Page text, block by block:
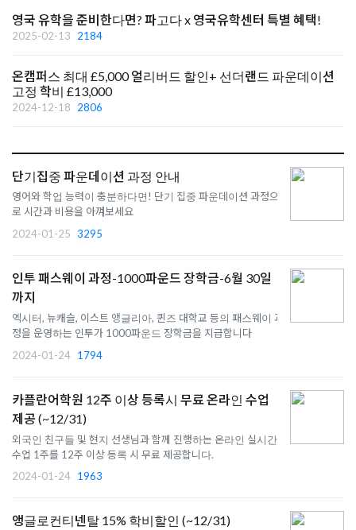
영국 유학을 준비한다면? 파고다 x 영국유학센터 특별 혜택!
2025-02-13 2184
온캠퍼스 최대 £5,000 얼리버드 할인+ 선더랜드 파운데이션
고정 학비 £13,000
2024-12-18 2806
단기집중 파운데이션 과정 안내
영어와 학업 능력이 충분하다면! 단기 집중 파운데이션 과정으
로 시간과 비용을 아껴보세요
2024-01-25 3295
인투 패스웨이 과정-1000파운드 장학금-6월 30일
까지
엑시터, 뉴캐슬, 이스트 앵글리아, 퀸즈 대학교 등의 패스웨이 과
정을 운영하는 인투가 1000파운드 장학금을 지급합니다
2024-01-24 1794
카플란어학원 12주 이상 등록시 무료 온라인 수업
제공 (~12/31)
외국인 친구들 및 현지 선생님과 함께 진행하는 온라인 실시간
수업 1주를 12주 이상 등록 시 무료 제공합니다.
2024-01-24 1963
앵글로컨티넨탈 15% 학비할인 (~12/31)